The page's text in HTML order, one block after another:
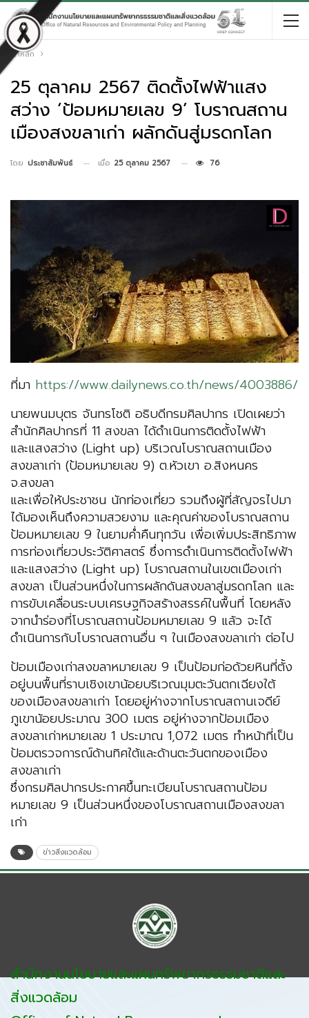
หน้าหลัก
25 ตุลาคม 2567 ติดตั้งไฟฟ้าแสง
สว่าง ‘ป้อมหมายเลข 9’ โบราณสถาน
เมืองสงขลาเก่า ผลักดันสู่มรดกโลก
โดย ประชาสัมพันธ์ เมื่อ 25 ตุลาคม 2567 76
ที่มา https://www.dailynews.co.th/news/4003886/
นายพนมบุตร จันทรโชติ อธิบดีกรมศิลปากร เปิดเผยว่า
สำนักศิลปากรที่ 11 สงขลา ได้ดำเนินการติดตั้งไฟฟ้า
และแสงสว่าง (Light up) บริเวณโบราณสถานเมือง
สงขลาเก่า (ป้อมหมายเลข 9) ต.หัวเขา อ.สิงหนคร
จ.สงขลา
และเพื่อให้ประชาชน นักท่องเที่ยว รวมถึงผู้ที่สัญจรไปมา
ได้มองเห็นถึงความสวยงาม และคุณค่าของโบราณสถาน
ป้อมหมายเลข 9 ในยามค่ำคืนทุกวัน เพื่อเพิ่มประสิทธิภาพ
การท่องเที่ยวประวัติศาสตร์ ซึ่งการดำเนินการติดตั้งไฟฟ้า
และแสงสว่าง (Light up) โบราณสถานในเขตเมืองเก่า
สงขลา เป็นส่วนหนึ่งในการผลักดันสงขลาสู่มรดกโลก และ
การขับเคลื่อนระบบเศรษฐกิจสร้างสรรค์ในพื้นที่ โดยหลัง
จากนำร่องที่โบราณสถานป้อมหมายเลข 9 แล้ว จะได้
ดำเนินการกับโบราณสถานอื่น ๆ ในเมืองสงขลาเก่า ต่อไป
ป้อมเมืองเก่าสงขลาหมายเลข 9 เป็นป้อมก่อด้วยหินที่ตั้ง
อยู่บนพื้นที่ราบเชิงเขาน้อยบริเวณมุมตะวันตกเฉียงใต้
ของเมืองสงขลาเก่า โดยอยู่ห่างจากโบราณสถานเจดีย์
ภูเขาน้อยประมาณ 300 เมตร อยู่ห่างจากป้อมเมือง
สงขลาเก่าหมายเลข 1 ประมาณ 1,072 เมตร ทำหน้าที่เป็น
ป้อมตรวจการณ์ด้านทิศใต้และด้านตะวันตกของเมือง
สงขลาเก่า
ซึ่งกรมศิลปากรประกาศขึ้นทะเบียนโบราณสถานป้อม
หมายเลข 9 เป็นส่วนหนึ่งของโบราณสถานเมืองสงขลา
เก่า
ข่าวสิ่งแวดล้อม
สำนักงานนโยบายและแผนทรัพยากรธรรมชาติและ
สิ่งแวดล้อม